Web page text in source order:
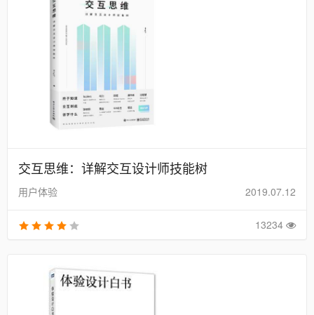
交互思维：详解交互设计师技能树
用户体验 2019.07.12
13234